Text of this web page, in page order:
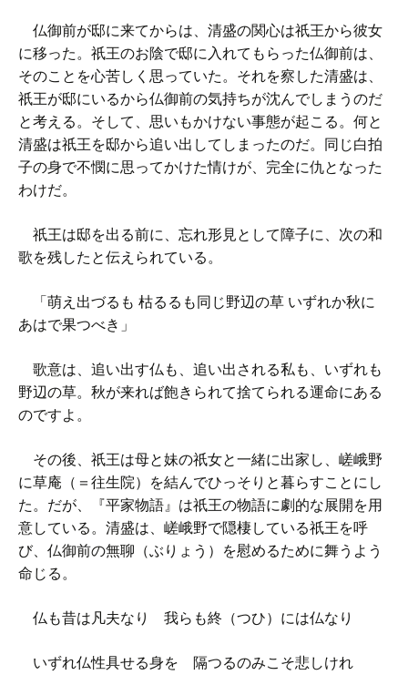
仏御前が邸に来てからは、清盛の関心は祇王から彼女
に移った。祇王のお陰で邸に入れてもらった仏御前は、
そのことを心苦しく思っていた。それを察した清盛は、
祇王が邸にいるから仏御前の気持ちが沈んでしまうのだ
と考える。そして、思いもかけない事態が起こる。何と
清盛は祇王を邸から追い出してしまったのだ。同じ白拍
子の身で不憫に思ってかけた情けが、完全に仇となった
わけだ。
祇王は邸を出る前に、忘れ形見として障子に、次の和
歌を残したと伝えられている。
「萌え出づるも 枯るるも同じ野辺の草 いずれか秋に
あはで果つべき」
歌意は、追い出す仏も、追い出される私も、いずれも
野辺の草。秋が来れば飽きられて捨てられる運命にある
のですよ。
その後、祇王は母と妹の祇女と一緒に出家し、嵯峨野
に草庵（＝往生院）を結んでひっそりと暮らすことにし
た。だが、『平家物語』は祇王の物語に劇的な展開を用
意している。清盛は、嵯峨野で隠棲している祇王を呼
び、仏御前の無聊（ぶりょう）を慰めるために舞うよう
命じる。
仏も昔は凡夫なり 我らも終（つひ）には仏なり
いずれ仏性具せる身を 隔つるのみこそ悲しけれ